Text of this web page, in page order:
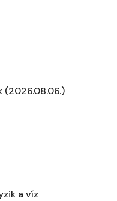
(2026.08.06.)
a víz